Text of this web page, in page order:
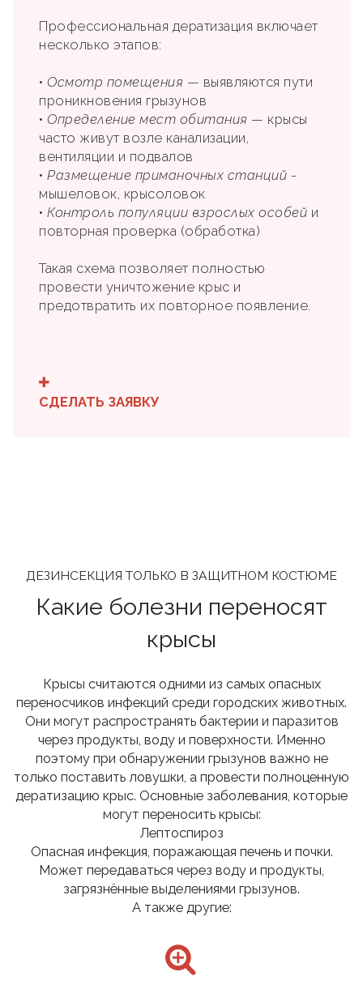
Профессиональная дератизация включает
несколько этапов:
• Осмотр помещения — выявляются пути
проникновения грызунов
• Определение мест обитания — крысы
часто живут возле канализации,
вентиляции и подвалов
• Размещение приманочных станций -
мышеловок, крысоловок
• Контроль популяции взрослых особей и
повторная проверка (обработка)
Такая схема позволяет полностью
провести уничтожение крыс и
предотвратить их повторное появление.
СДЕЛАТЬ ЗАЯВКУ
ДЕЗИНСЕКЦИЯ ТОЛЬКО В ЗАЩИТНОМ КОСТЮМЕ
Какие болезни переносят
крысы
Крысы считаются одними из самых опасных
переносчиков инфекций среди городских животных.
Они могут распространять бактерии и паразитов
через продукты, воду и поверхности. Именно
поэтому при обнаружении грызунов важно не
только поставить ловушки, а провести полноценную
дератизацию крыс. Основные заболевания, которые
могут переносить крысы:
Лептоспироз
Опасная инфекция, поражающая печень и почки.
Может передаваться через воду и продукты,
загрязнённые выделениями грызунов.
А также другие: